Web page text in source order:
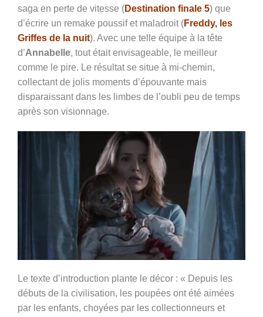
saga en perte de vitesse (Destination finale 5) que
d’écrire un remake poussif et maladroit (Freddy, les
Griffes de la nuit). Avec une telle équipe à la tête
d’Annabelle, tout était envisageable, le meilleur
comme le pire. Le résultat se situe à mi-chemin,
collectant de jolis moments d’épouvante mais
disparaissant dans les limbes de l’oubli peu de temps
après son visionnage.
Le texte d’introduction plante le décor : « Depuis les
débuts de la civilisation, les poupées ont été aimées
par les enfants, choyées par les collectionneurs et